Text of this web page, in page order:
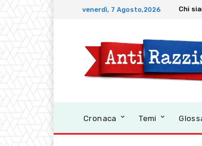
venerdì, 7 Agosto,2026 Chi
Cronaca Temi